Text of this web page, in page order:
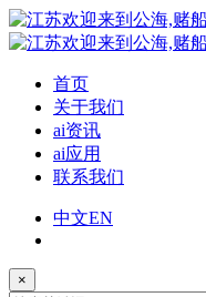
首页
关于我们
ai资讯
ai应用
联系我们
中文EN
×